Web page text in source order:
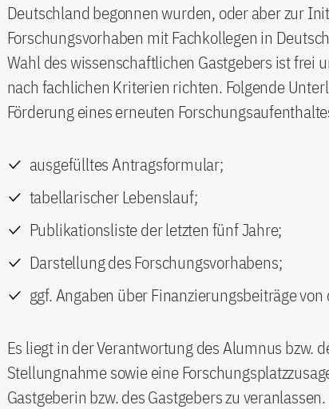
Deutschland begonnen wurden, oder aber zur
Forschungsvorhaben mit Fachkollegen in
Wahl des wissenschaftlichen Gastgebers ist frei
nach fachlichen Kriterien richten. Folgende
Förderung eines erneuten
ausgefülltes Antragsformular;
tabellarischer Lebenslauf;
Publikationsliste der letzten fünf Jahre;
Darstellung des Forschungsvorhabens;
ggf. Angaben über Finanzierungsbeiträge
Es liegt in der Verantwortung des Alumnus bzw.
Stellungnahme sowie eine
Gastgeberin bzw. des Gastgebers zu veranlassen.